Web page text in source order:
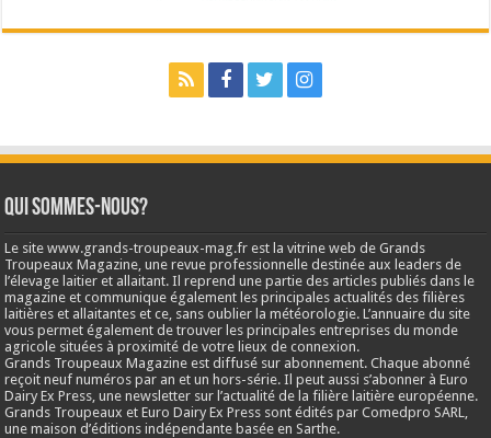
Qui sommes-nous?
Le site www.grands-troupeaux-mag.fr est la vitrine web de Grands
Troupeaux Magazine, une revue professionnelle destinée aux leaders de
l’élevage laitier et allaitant. Il reprend une partie des articles publiés dans le
magazine et communique également les principales actualités des filières
laitières et allaitantes et ce, sans oublier la météorologie. L’annuaire du site
vous permet également de trouver les principales entreprises du monde
agricole situées à proximité de votre lieux de connexion.
Grands Troupeaux Magazine est diffusé sur abonnement. Chaque abonné
reçoit neuf numéros par an et un hors-série. Il peut aussi s’abonner à Euro
Dairy Ex Press, une newsletter sur l’actualité de la filière laitière européenne.
Grands Troupeaux et Euro Dairy Ex Press sont édités par Comedpro SARL,
une maison d’éditions indépendante basée en Sarthe.